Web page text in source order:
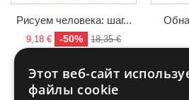
Рисуем человека: шаг...
9,18 € -50% 18,35 €
Этот веб-сайт
файлы cookie